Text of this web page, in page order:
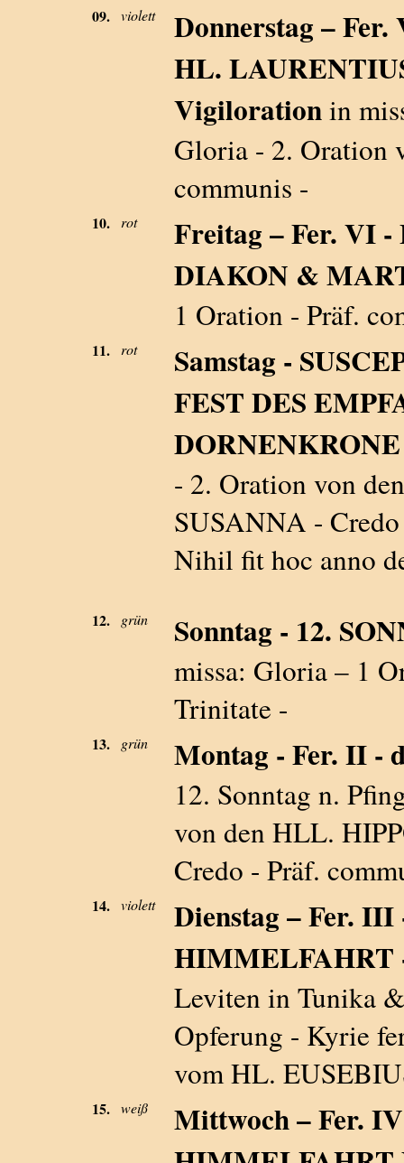
09. violett
Donnerstag –
HL.
Vigilorationin
Gloria - 2. Oration
communis -
10. rot
Freitag – Fer. VI
DIAKON &
1 Oration - Präf.
11. rot
Samstag -
FEST DES
- 2. Oration von
SUSANNA -
Nihil fit hoc anno
12. grün Sonntag - 12.
missa: Gloria – 1
Trinitate -
13. grün Montag - Fer. II -
12. Sonntag n.
von den HLL.
Credo - Präf.
14. violett
Dienstag – Fer.
Leviten in Tunika
Opferung - Kyrie
vom HL.
15. weiß
Mittwoch – Fer.